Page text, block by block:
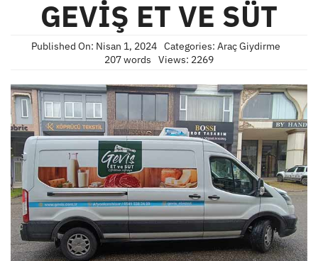
GEVİŞ ET VE SÜT
Published On: Nisan 1, 2024 Categories: Araç Giydirme
207 words
Views: 2269